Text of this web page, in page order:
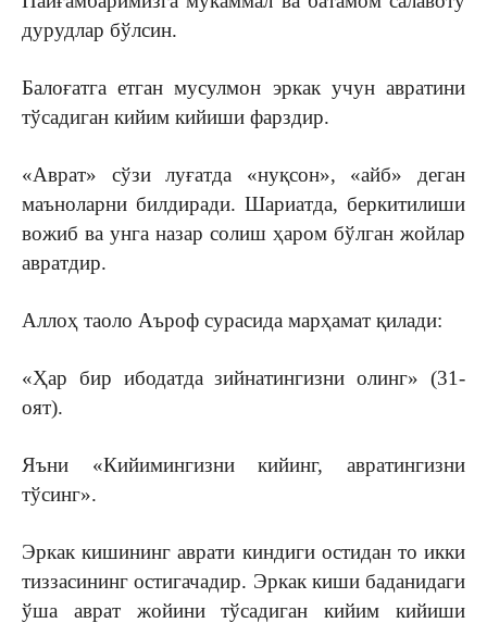
дурудлар бўлсин.
Балоғатга етган мусулмон эркак учун авратини
тўсадиган кийим кийиши фарздир.
«Аврат» сўзи луғатда «нуқсон», «айб» деган
маъноларни билдиради. Шариатда, беркитилиши
вожиб ва унга назар солиш ҳаром бўлган жойлар
авратдир.
Аллоҳ таоло Аъроф сурасида марҳамат қилади:
«Ҳар бир ибодатда зийнатингизни олинг» (31-
оят).
Яъни «Кийимингизни кийинг, авратингизни
тўсинг».
Эркак кишининг аврати киндиги остидан то икки
тиззасининг остигачадир. Эркак киши баданидаги
ўша аврат жойини тўсадиган кийим кийиши